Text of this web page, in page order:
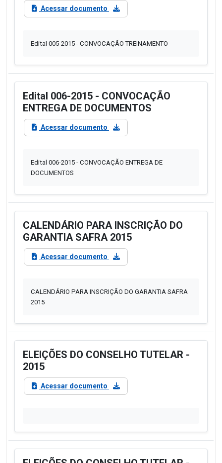
Acessar documento
Edital 005-2015 - CONVOCAÇÃO TREINAMENTO
Edital 006-2015 - CONVOCAÇÃO
ENTREGA DE DOCUMENTOS
Acessar documento
Edital 006-2015 - CONVOCAÇÃO ENTREGA DE
DOCUMENTOS
CALENDÁRIO PARA INSCRIÇÃO DO
GARANTIA SAFRA 2015
Acessar documento
CALENDÁRIO PARA INSCRIÇÃO DO GARANTIA SAFRA
2015
ELEIÇÕES DO CONSELHO TUTELAR -
2015
Acessar documento